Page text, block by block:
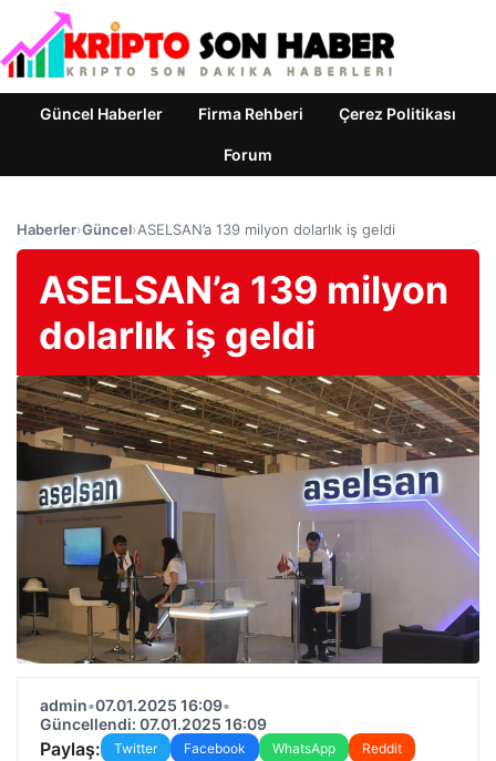
Güncel Haberler Firma Rehberi Çerez Politikası
Forum
Haberler›Güncel›ASELSAN’a 139 milyon dolarlık iş geldi
ASELSAN’a 139 milyon
dolarlık iş geldi
admin•07.01.2025 16:09•
Güncellendi: 07.01.2025 16:09
Paylaş: Twitter Facebook WhatsApp
Reddit